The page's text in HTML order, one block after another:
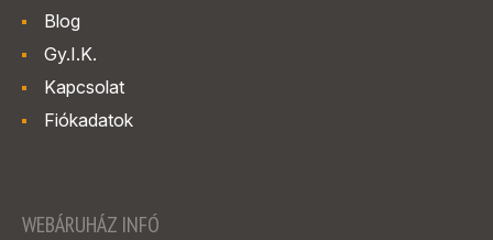
Blog
Gy.I.K.
Kapcsolat
Fiókadatok
WEBÁRUHÁZ INFÓ